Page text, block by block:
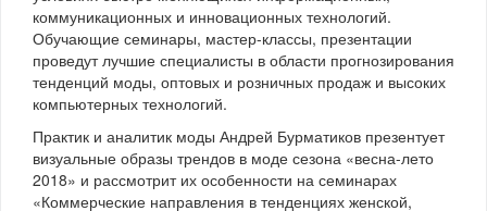
коммуникационных и инновационных технологий.
Обучающие семинары, мастер-классы, презентации
проведут лучшие специалисты в области прогнозирования
тенденций моды, оптовых и розничных продаж и высоких
компьютерных технологий.
Практик и аналитик моды Андрей Бурматиков презентует
визуальные образы трендов в моде сезона «весна-лето
2018» и рассмотрит их особенности на семинарах
«Коммерческие направления в тенденциях женской,